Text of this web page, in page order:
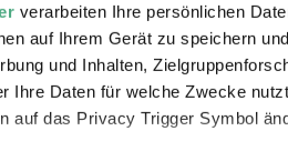
verarbeiten Ihre persönlichen
auf Ihrem Gerät zu speichern
und Inhalten,
Ihre Daten für welche Zwecke
auf das Privacy Trigger Symbol